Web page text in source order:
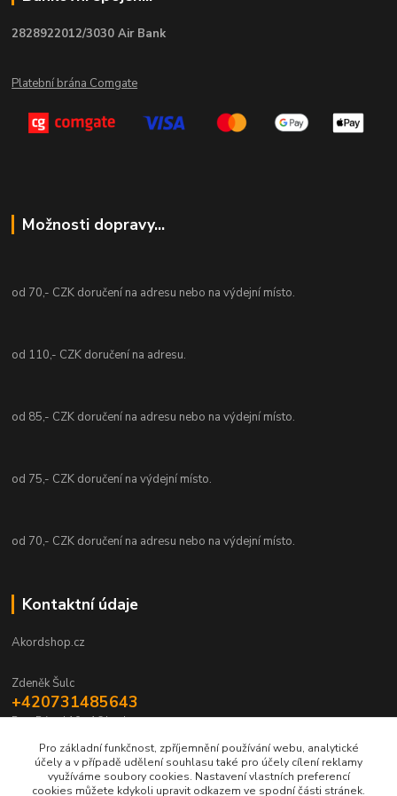
2828922012/3030 Air Bank
Platební brána Comgate
Možnosti dopravy...
od 70,- CZK doručení na adresu nebo na výdejní místo.
od 110,- CZK doručení na adresu.
od 85,- CZK doručení na adresu nebo na výdejní místo.
od 75,- CZK doručení na výdejní místo.
od 70,- CZK doručení na adresu nebo na výdejní místo.
Kontaktní údaje
Akordshop.cz
Zdeněk Šulc
+420731485643
Po - Pá od 10 - 16 hod.
info@akordshop.cz
Pro základní funkčnost, zpříjemnění používání webu, analytické
účely a v případě udělení souhlasu také pro účely cílení reklamy
využíváme soubory cookies. Nastavení vlastních preferencí
cookies můžete kdykoli upravit odkazem ve spodní části stránek.